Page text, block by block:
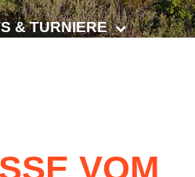
& TURNIERE
Anhalt
VOM